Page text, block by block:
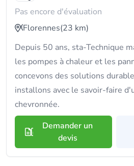
Pas encore d'évaluation
Florennes(23 km)
Depuis 50 ans, sta-Technique
les pompes à chaleur et les
concevons des solutions
installons avec le savoir-faire
chevronnée.
Demander un
devis